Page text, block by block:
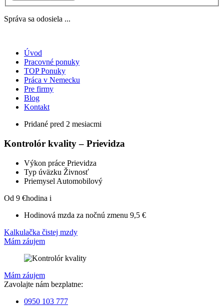
Správa sa odosiela ...
Úvod
Pracovné ponuky
TOP Ponuky
Práca v Nemecku
Pre firmy
Blog
Kontakt
Pridané pred 2 mesiacmi
Kontrolór kvality – Prievidza
Výkon práce Prievidza
Typ úväzku Živnosť
Priemysel Automobilový
Od 9 €hodina i
Hodinová mzda za nočnú zmenu 9,5 €
Kalkulačka čistej mzdy
Mám záujem
Mám záujem
Zavolajte nám bezplatne:
0950 103 777